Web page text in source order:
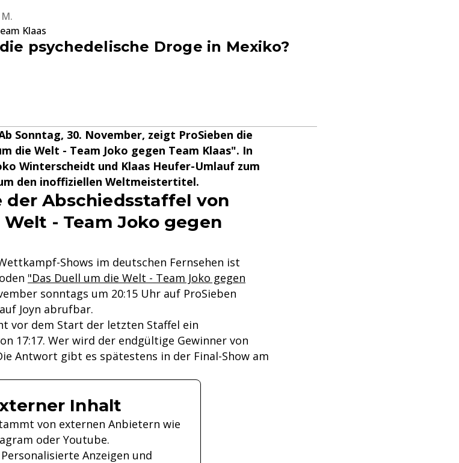
Klaas
psychedelische Droge in Mexiko?
Sonntag, 30. November, zeigt ProSieben die
die Welt - Team Joko gegen Team Klaas". In
Winterscheidt und Klaas Heufer-Umlauf zum
den inoffiziellen Weltmeistertitel.
der Abschiedsstaffel von
- Team Joko gegen
Shows im deutschen Fernsehen ist
"Das Duell um die Welt - Team Joko gegen
sonntags um 20:15 Uhr auf ProSieben
Joyn abrufbar.
vor dem Start der letzten Staffel ein
17:17. Wer wird der endgültige Gewinner von
Antwort gibt es spätestens in der Final-Show am
Inhalt
von externen Anbietern wie
oder Youtube.
Anzeigen und